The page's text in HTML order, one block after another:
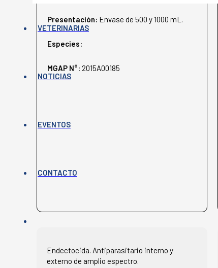
VETERINARIAS
NOTICIAS
EVENTOS
CONTACTO
Presentación: Envase de 500 y 1000 mL.
Especies:
MGAP N°: 2015A00185
Endectocida. Antiparasitario interno y
externo de amplio espectro.